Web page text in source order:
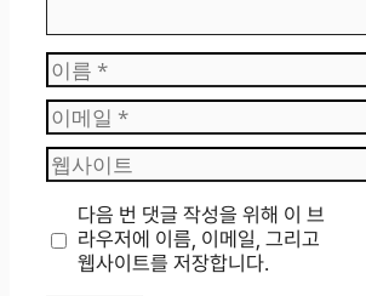
이
름
이
메
일
웹
사
트
다음 번 댓글 작성을 위해 이 브
라우저에 이름, 이메일, 그리고
웹사이트를 저장합니다.